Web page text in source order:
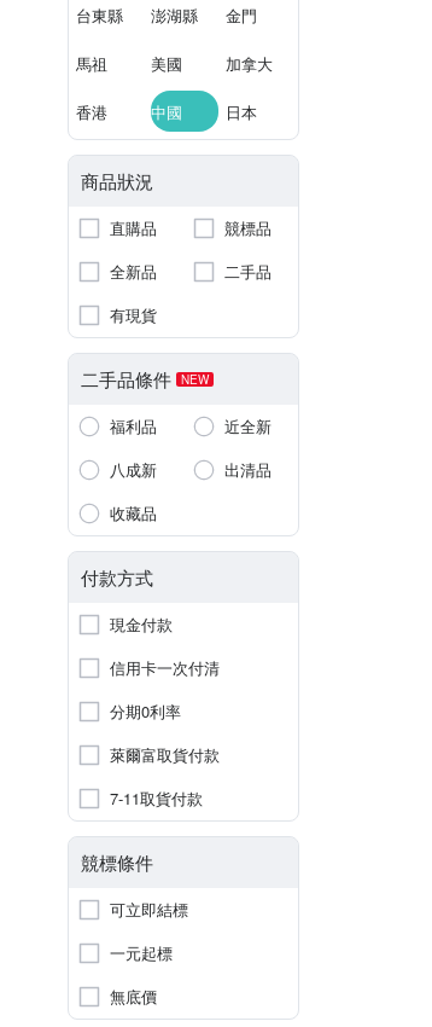
台東縣 澎湖縣 金門
馬祖 美國 加拿大
香港 中國 日本
商品狀況
直購品
競標品
全新品
二手品
有現貨
二手品條件 NEW
福利品
近全新
八成新
出清品
收藏品
付款方式
現金付款
信用卡一次付清
分期0利率
萊爾富取貨付款
7-11取貨付款
競標條件
可立即結標
一元起標
無底價